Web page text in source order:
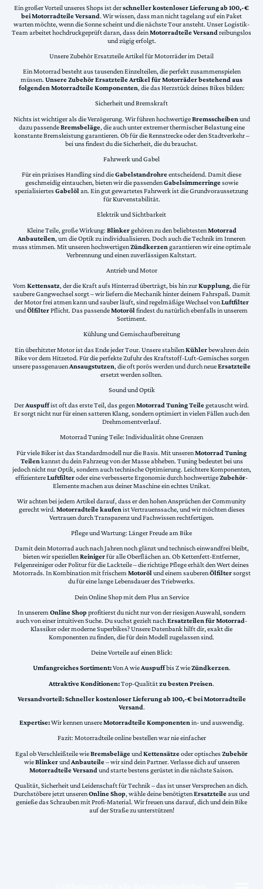
Ein großer Vorteil unseres Shops ist derschneller kostenloser Lieferung ab 100,-€
bei Motorradteile Versand. Wir wissen, dass man nicht tagelang auf ein Paket
warten möchte, wenn die Sonne scheint und die nächste Tour ansteht. Unser Logistik-
Team arbeitet hochdruckgeprüft daran, dass deinMotorradteile Versand reibungslos
und zügig erfolgt.
Unsere Zubehör Ersatzteile Artikel für Motorräder im Detail
Ein Motorrad besteht aus tausenden Einzelteilen, die perfekt zusammenspielen
müssen. Unsere Zubehör Ersatzteile Artikel für Motorräder bestehend aus
folgenden Motorradteile Komponenten, die das Herzstück deines Bikes bilden:
Sicherheit und Bremskraft
Nichts ist wichtiger als die Verzögerung. Wir führen hochwertigeBremsscheiben und
dazu passendeBremsbeläge, die auch unter extremer thermischer Belastung eine
konstante Bremsleistung garantieren. Ob für die Rennstrecke oder den Stadtverkehr –
bei uns findest du die Sicherheit, die du brauchst.
Fahrwerk und Gabel
Für ein präzises Handling sind dieGabelstandrohreentscheidend. Damit diese
geschmeidig eintauchen, bieten wir die passendenGabelsimmerringesowie
spezialisiertesGabelölan. Ein gut gewartetes Fahrwerk ist die Grundvoraussetzung
für Kurvenstabilität.
Elektrik und Sichtbarkeit
Kleine Teile, große Wirkung: Blinkergehören zu den beliebtestenMotorrad
Anbauteilen, um die Optik zu individualisieren. Doch auch die Technik im Inneren
muss stimmen. Mit unseren hochwertigenZündkerzen garantieren wir eine optimale
Verbrennung und einen zuverlässigen Kaltstart.
Antrieb und Motor
VomKettensatz, der die Kraft aufs Hinterrad überträgt, bis hin zurKupplung, die für
saubere Gangwechsel sorgt – wir liefern die Mechanik hinter deinem Fahrspaß. Damit
der Motor frei atmen kann und sauber läuft, sind regelmäßige Wechsel vonLuftfilter
undÖlfilterPflicht. Das passendeMotorölfindest du natürlich ebenfalls in unserem
Sortiment.
Kühlung und Gemischaufbereitung
Ein überhitzter Motor ist das Ende jeder Tour. Unsere stabilenKühlerbewahren dein
Bike vor dem Hitzetod. Für die perfekte Zufuhr des Kraftstoff-Luft-Gemisches sorgen
unsere passgenauenAnsaugstutzen, die oft porös werden und durch neueErsatzteile
ersetzt werden sollten.
Sound und Optik
DerAuspuffist oft das erste Teil, das gegenMotorrad Tuning Teilegetauscht wird.
Er sorgt nicht nur für einen satteren Klang, sondern optimiert in vielen Fällen auch den
Drehmomentverlauf.
Motorrad Tuning Teile: Individualität ohne Grenzen
Für viele Biker ist das Standardmodell nur die Basis. Mit unserenMotorrad Tuning
Teilen kannst du dein Fahrzeug von der Masse abheben. Tuning bedeutet bei uns
jedoch nicht nur Optik, sondern auch technische Optimierung. Leichtere Komponenten,
effizientereLuftfilteroder eine verbesserte Ergonomie durch hochwertigeZubehör-
Elemente machen aus deiner Maschine ein echtes Unikat.
Wir achten bei jedem Artikel darauf, dass er den hohen Ansprüchen der Community
gerecht wird. Motorradteile kaufen ist Vertrauenssache, und wir möchten dieses
Vertrauen durch Transparenz und Fachwissen rechtfertigen.
Pflege und Wartung: Länger Freude am Bike
Damit dein Motorrad auch nach Jahren noch glänzt und technisch einwandfrei bleibt,
bieten wir speziellenReinigerfür alle Oberflächen an. Ob Kettenfett-Entferner,
Felgenreiniger oder Politur für die Lackteile – die richtige Pflege erhält den Wert deines
Motorrads. In Kombination mit frischemMotorölund einem sauberenÖlfiltersorgst
du für eine lange Lebensdauer des Triebwerks.
Dein Online Shop mit dem Plus an Service
In unserem Online Shopprofitierst du nicht nur von der riesigen Auswahl, sondern
auch von einer intuitiven Suche. Du suchst gezielt nachErsatzteilen für Motorrad-
Klassiker oder moderne Superbikes? Unsere Datenbank hilft dir, exakt die
Komponenten zu finden, die für dein Modell zugelassen sind.
Deine Vorteile auf einen Blick:
Umfangreiches Sortiment:Von A wieAuspuffbis Z wieZündkerzen.
Attraktive Konditionen:Top-Qualitätzu besten Preisen.
Versandvorteil:Schneller kostenloser Lieferung ab 100,-€ bei Motorradteile
Versand.
Expertise:Wir kennen unsereMotorradteile Komponentenin- und auswendig.
Fazit: Motorradteile online bestellen war nie einfacher
Egal ob Verschleißteile wieBremsbelägeundKettensätzeoder optischesZubehör
wieBlinkerundAnbauteile– wir sind dein Partner. Verlasse dich auf unseren
Motorradteile Versand und starte bestens gerüstet in die nächste Saison.
Qualität, Sicherheit und Leidenschaft für Technik – das ist unser Versprechen an dich.
Durchstöbere jetzt unserenOnline Shop, wähle deine benötigtenErsatzteileaus und
genieße das Schrauben mit Profi-Material. Wir freuen uns darauf, dich und dein Bike
auf der Straße zu unterstützen!